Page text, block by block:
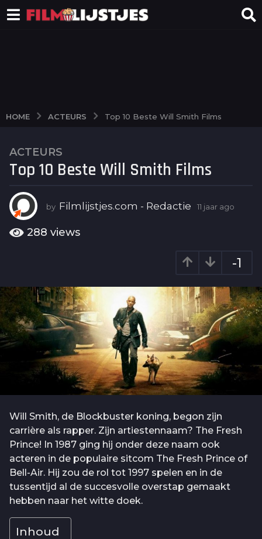
HOME ACTEURS Top 10 Beste Will Smith Films
1
1
a
a
a
0
j
a
a
r
ACTEURS
Top 10 Beste Will Smith Films
by Filmlijstjes.com - Redactie 11 jaar ago
r
o
288 views
-1
Will Smith, de Blockbuster koning, begon zijn
carrière als rapper. Zijn artiestennaam? The Fresh
Prince! In 1987 ging hij onder deze naam ook
acteren in de populaire sitcom The Fresh Prince of
Bell-Air. Hij zou de rol tot 1997 spelen en in de
tussentijd al de succesvolle overstap gemaakt
hebben naar het witte doek.
Inhoud